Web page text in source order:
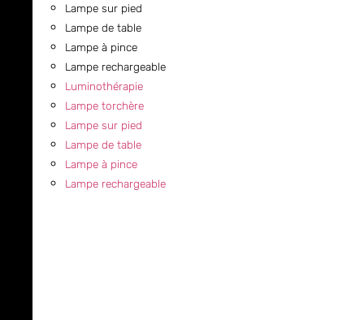
Lampe sur pied
Lampe de table
Lampe à pince
Lampe rechargeable
Luminothérapie
Lampe torchère
Lampe sur pied
Lampe de table
Lampe à pince
Lampe rechargeable